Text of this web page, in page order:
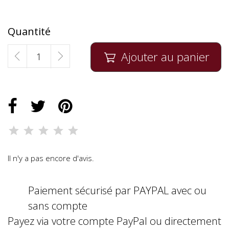
Quantité
 Ajouter au panier
Il n'y a pas encore d'avis.
Paiement sécurisé par PAYPAL avec ou
sans compte
Payez via votre compte PayPal ou directement